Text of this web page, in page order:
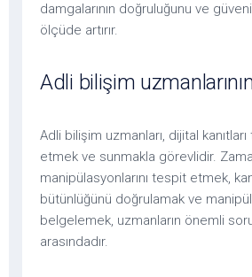
damgalarının doğruluğunu ve
ölçüde artırır.
Adli bilişim
Adli bilişim uzmanları, dijital
etmek ve sunmakla görevlidir.
manipülasyonlarını tespit etmek,
bütünlüğünü doğrulamak ve
belgelemek, uzmanların önemli
arasındadır.